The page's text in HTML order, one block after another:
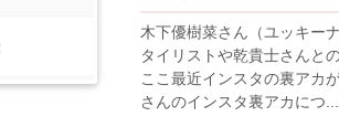
木下優樹菜さん（ユッキー
タイリストや乾貴士さんと
ここ最近インスタの裏アカ
さんのインスタ裏アカにつ...